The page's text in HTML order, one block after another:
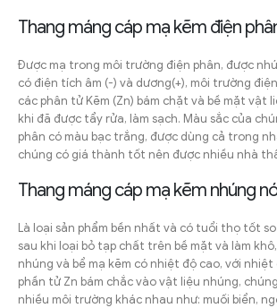
Thang máng cáp mạ kẽm điện
Được mạ trong môi trường điện phân, được
có điện tích âm (-) và dương(+), môi trường
các phân tử Kẽm (Zn) bám chặt và bề mặt vật
khi đã được tẩy rửa, làm sạch. Màu sắc của
phân có màu bạc trắng, được dùng cả trong
chúng có giá thành tốt nên được nhiều nhà
Thang máng cáp mạ kẽm nhúng
Là loại sản phẩm bền nhất và có tuổi thọ tốt
sau khi loại bỏ tạp chất trên bề mặt và làm
nhúng và bể mạ kẽm có nhiệt độ cao, với
phần tử Zn bám chắc vào vật liệu nhúng,
nhiều môi trường khác nhau như: muối biển,